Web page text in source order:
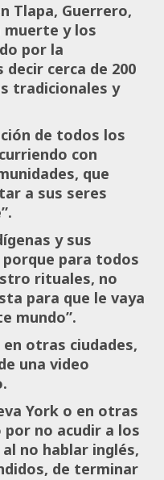
Tlapa, Guerrero,
muerte y los
por la
cerca de 200
tradicionales y
de todos los
con
que
a sus seres
y sus
para todos
rituales, no
para que le vaya
mundo”.
otras ciudades,
una video
York o en otras
no acudir a los
no hablar inglés,
de terminar